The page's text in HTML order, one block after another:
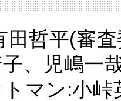
田哲平(審
、児嶋一
マン:小峠